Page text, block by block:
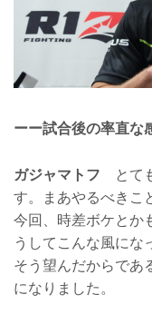
ーー試合後の率直な
ガジャマトフ とて
す。まあやるべきこ
今回、時差ボケとか
うしてこんな風にな
そう望んだからであ
になりました。